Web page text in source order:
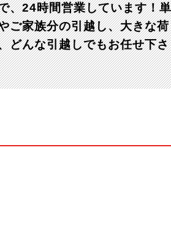
、24時間営業しています！単
ご家族分の引越し、大きな荷
どんな引越しでもお任せ下さ